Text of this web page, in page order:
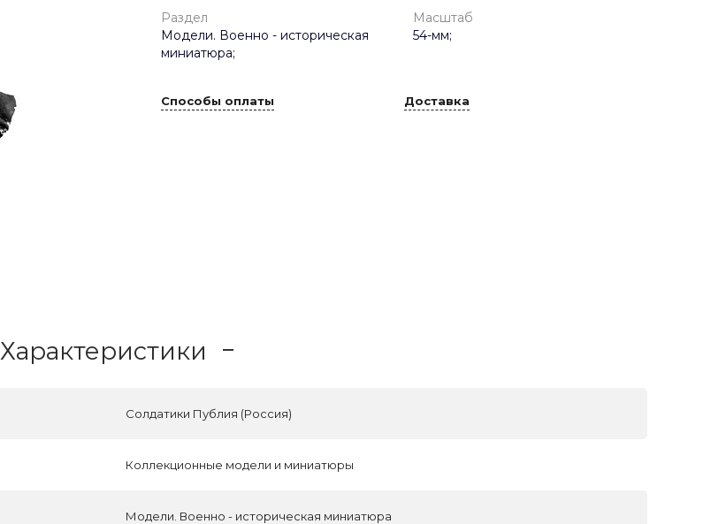
Раздел
Модели. Военно - историческая
миниатюра;
Масштаб
54-мм;
Способы оплаты Доставка
Характеристики
Солдатики Публия (Россия)
Коллекционные модели и миниатюры
Модели. Военно - историческая миниатюра